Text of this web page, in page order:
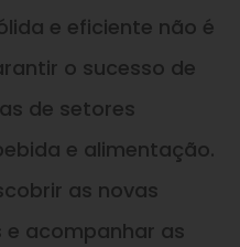
e eficiente não é
o sucesso de
de setores
e alimentação.
as novas
acompanhar as